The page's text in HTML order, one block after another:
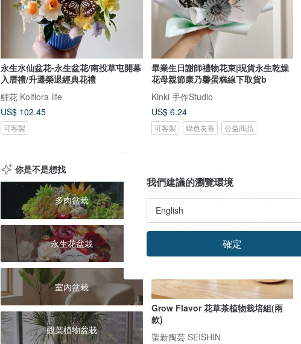
永生水仙盆花-永生盆花/南投草屯開幕
入厝禮/升遷榮退經典花禮
鯉花 Koiflora life
US$ 102.45
可客製
畢業生日謝師禮物花束|現貨永生乾燥
花母親節康乃馨蛋糕線下取貨b
Kinki 手作Studio
US$ 6.24
可客製 綠色友善 公益商品
你是不是想找
多肉盆栽
永生花盆栽
室內盆栽
觀葉植物盆栽
Grow Flavor 花草茶植物栽培組(兩
款)
聖新陶芸 SEISHIN
我們建議的瀏覽環境
確定